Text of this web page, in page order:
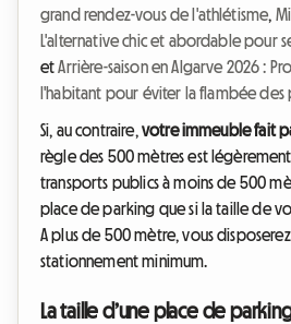
grand rendez-vous de l'athlétisme,
L'alternative chic et abordable pour
etArrière-saison en Algarve 2026 :
l'habitant pour éviter la flambée des
Si, au contraire,votre immeuble fait
règle des 500 mètres est
transports publics à moins de 500
place de parking que si la taille de
A plus de 500 mètre, vous
stationnement minimum.
La taille d’une place de